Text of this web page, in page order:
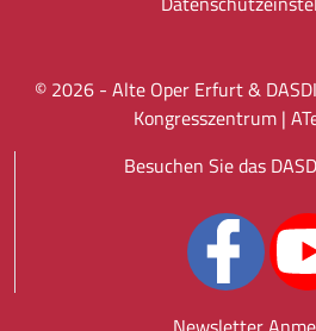
© 2026 - Alte Oper Erfurt &
Kongresszentrum |
Besuchen Sie das